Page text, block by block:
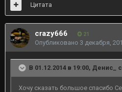
Цитата
crazy666 21
Опубликовано 3 декабря,
В 01.12.2014 в 19:00, Денис_
Хочу сказать большое спасибо